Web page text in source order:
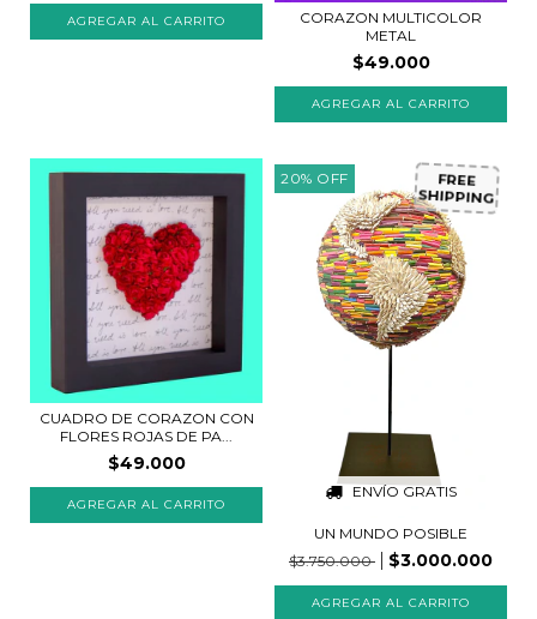
CORAZON MULTICOLOR
METAL
$49.000
AGREGAR AL CARRITO
CUADRO DE CORAZON CON
FLORES ROJAS DE PA...
$49.000
AGREGAR AL CARRITO
20% OFF
ENVÍO GRATIS
FREE
SHIPPING
UN MUNDO POSIBLE
$3.750.000
$3.000.000